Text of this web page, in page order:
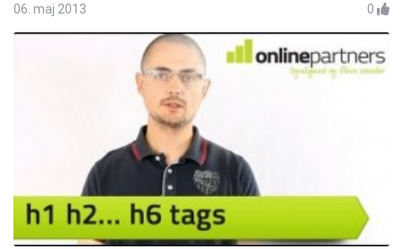
06. maj 2013 0